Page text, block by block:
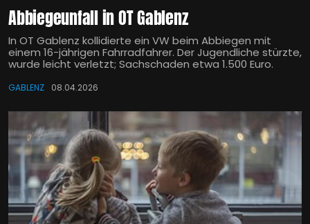
Abbiegeunfall in OT Gablenz
In OT Gablenz kollidierte ein VW beim Abbiegen mit
einem 16-jährigen Fahrradfahrer. Der Jugendliche stürzte,
wurde leicht verletzt; Sachschaden etwa 1.500 Euro.
GABLENZ 08.04.2026